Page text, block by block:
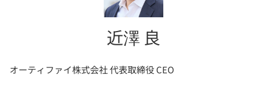
近澤 良
オーティファイ株式会社 代表取締役 CEO